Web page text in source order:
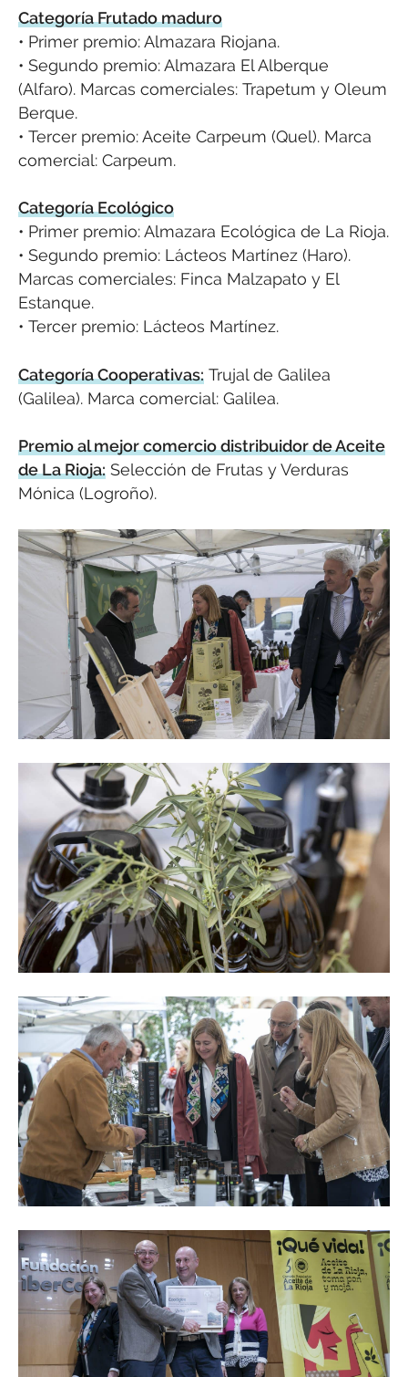
Categoría Frutado maduro
• Primer premio: Almazara Riojana.
• Segundo premio: Almazara El Alberque
(Alfaro). Marcas comerciales: Trapetum y Oleum
Berque.
• Tercer premio: Aceite Carpeum (Quel). Marca
comercial: Carpeum.
Categoría Ecológico
• Primer premio: Almazara Ecológica de La Rioja.
• Segundo premio: Lácteos Martínez (Haro).
Marcas comerciales: Finca Malzapato y El
Estanque.
• Tercer premio: Lácteos Martínez.
Categoría Cooperativas: Trujal de Galilea
(Galilea). Marca comercial: Galilea.
Premio al mejor comercio distribuidor de Aceite
de La Rioja: Selección de Frutas y Verduras
Mónica (Logroño).